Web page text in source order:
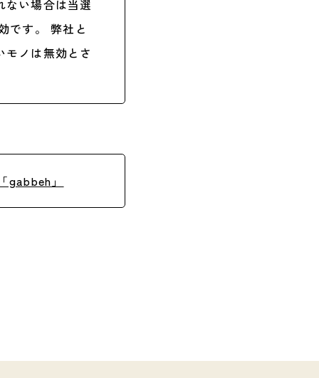
ない場合は当選
です。 弊社と
ノは無効とさ
」